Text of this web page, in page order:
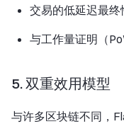
交易的低延迟最终
与工作量证明（
5. 双重效用模型
与许多区块链不同，